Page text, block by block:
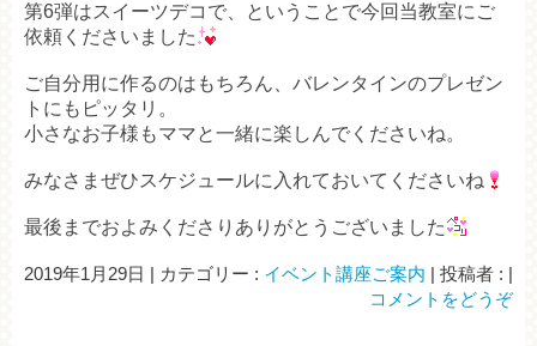
第6弾はスイーツデコで、ということで今回当教室にご
依頼くださいました
ご自分用に作るのはもちろん、バレンタインのプレゼン
トにもピッタリ。
小さなお子様もママと一緒に楽しんでくださいね。
みなさまぜひスケジュールに入れておいてくださいね
最後までおよみくださりありがとうございました
2019年1月29日 | カテゴリー : イベント講座ご案内 | 投稿者 : |
コメントをどうぞ